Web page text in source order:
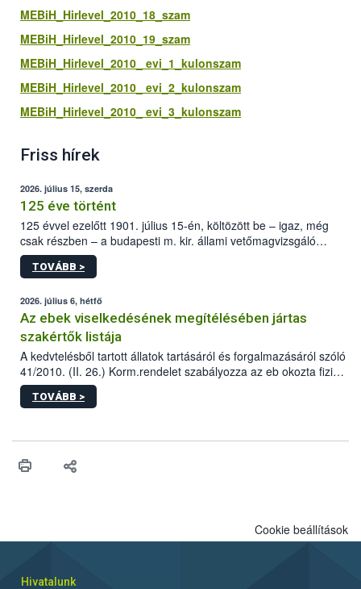
MEBiH_Hirlevel_2010_18_szam
MEBiH_Hirlevel_2010_19_szam
MEBiH_Hirlevel_2010_ evi_1_kulonszam
MEBiH_Hirlevel_2010_ evi_2_kulonszam
MEBiH_Hirlevel_2010_ evi_3_kulonszam
Friss hírek
2026. július 15, szerda
125 éve történt
125 évvel ezelőtt 1901. július 15-én, költözött be – igaz, még
csak részben – a budapesti m. kir. állami vetőmagvizsgáló
állomás a Kis Rókus utca 15. szám alatti, Czigler Győző által
tervezett új épületébe.
TOVÁBB >
2026. július 6, hétfő
Az ebek viselkedésének megítélésében jártas
szakértők listája
A kedvtelésből tartott állatok tartásáról és forgalmazásáról szóló
41/2010. (II. 26.) Korm.rendelet szabályozza az eb okozta fizikai
sérülés, illetve ennek veszélye keletkezésekor felmerülő
hatósági feladatokat, valamint a veszélyes eb tartását és annak
TOVÁBB >
Cookie beállítások
Hivatalunk